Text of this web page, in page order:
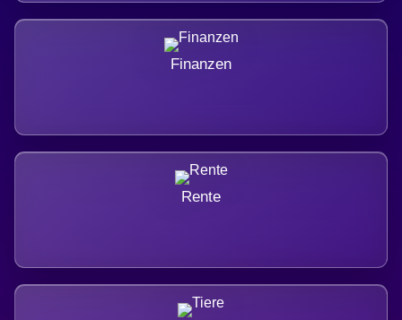
Finanzen
Rente